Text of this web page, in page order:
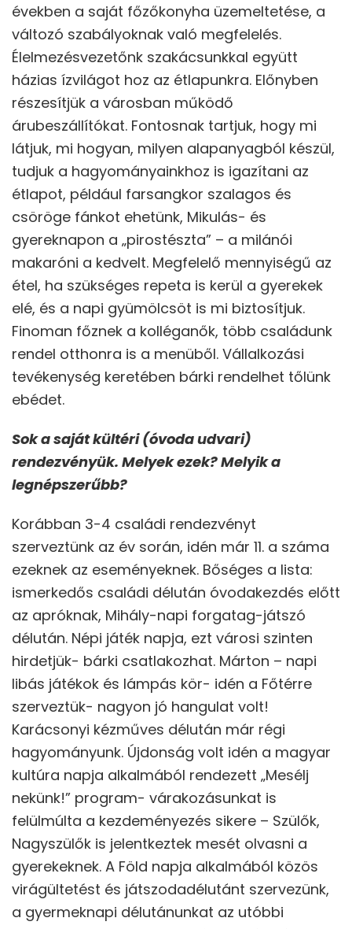
években a saját főzőkonyha üzemeltetése, a
változó szabályoknak való megfelelés.
Élelmezésvezetőnk szakácsunkkal együtt
házias ízvilágot hoz az étlapunkra. Előnyben
részesítjük a városban működő
árubeszállítókat. Fontosnak tartjuk, hogy mi
látjuk, mi hogyan, milyen alapanyagból készül,
tudjuk a hagyományainkhoz is igazítani az
étlapot, például farsangkor szalagos és
csöröge fánkot ehetünk, Mikulás- és
gyereknapon a „pirostészta” – a milánói
makaróni a kedvelt. Megfelelő mennyiségű az
étel, ha szükséges repeta is kerül a gyerekek
elé, és a napi gyümölcsöt is mi biztosítjuk.
Finoman főznek a kolléganők, több családunk
rendel otthonra is a menüből. Vállalkozási
tevékenység keretében bárki rendelhet tőlünk
ebédet.
Sok a saját kültéri (óvoda udvari)
rendezvényük. Melyek ezek? Melyik a
legnépszerűbb?
Korábban 3-4 családi rendezvényt
szerveztünk az év során, idén már 11. a száma
ezeknek az eseményeknek. Bőséges a lista:
ismerkedős családi délután óvodakezdés előtt
az apróknak, Mihály-napi forgatag-játszó
délután. Népi játék napja, ezt városi szinten
hirdetjük- bárki csatlakozhat. Márton – napi
libás játékok és lámpás kör- idén a Főtérre
szerveztük- nagyon jó hangulat volt!
Karácsonyi kézműves délután már régi
hagyományunk. Újdonság volt idén a magyar
kultúra napja alkalmából rendezett „Mesélj
nekünk!” program- várakozásunkat is
felülmúlta a kezdeményezés sikere – Szülők,
Nagyszülők is jelentkeztek mesét olvasni a
gyerekeknek. A Föld napja alkalmából közös
virágültetést és játszodadélutánt szervezünk,
a gyermeknapi délutánunkat az utóbbi